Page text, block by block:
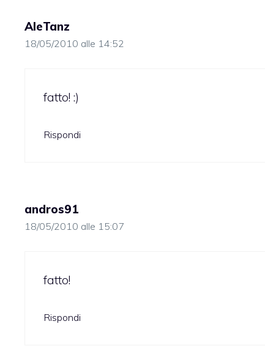
AleTanz
18/05/2010 alle 14:52
fatto! :)
Rispondi
andros91
18/05/2010 alle 15:07
fatto!
Rispondi